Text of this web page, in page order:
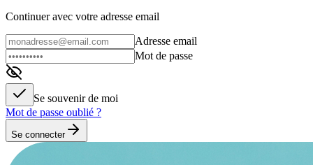
Continuer avec votre adresse email
Adresse email
Mot de passe
Se souvenir de moi
Mot de passe oublié ?
Se connecter